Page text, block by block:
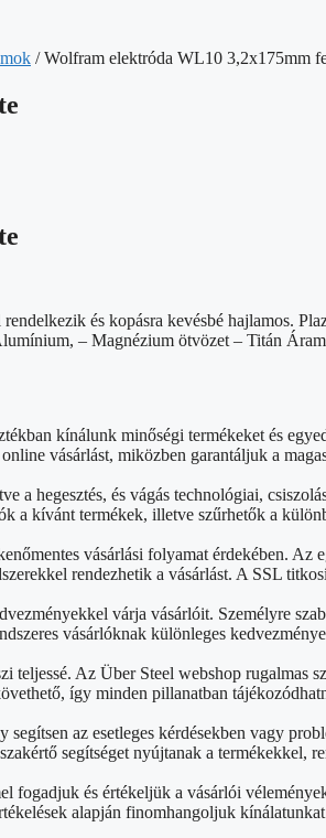
/ Wolfram elektróda WL10 3,2x175mm
és kopásra kevésbé hajlamos.
– Magnézium ötvözet – Titán
kínálunk minőségi termékeket és
vásárlást, miközben garantáljuk a
a hegesztés, és vágás technológiai,
a kívánt termékek, illetve szűrhetők a
vásárlási folyamat érdekében.
rendezhetik a vásárlást. A SSL
várja vásárlóit. Személyre
vásárlóknak különleges
teljessé. Az Über Steel webshop
így minden pillanatban
az esetleges kérdésekben vagy
segítséget nyújtanak a termékekkel,
fogadjuk és értékeljük a vásárlói
alapján finomhangoljuk